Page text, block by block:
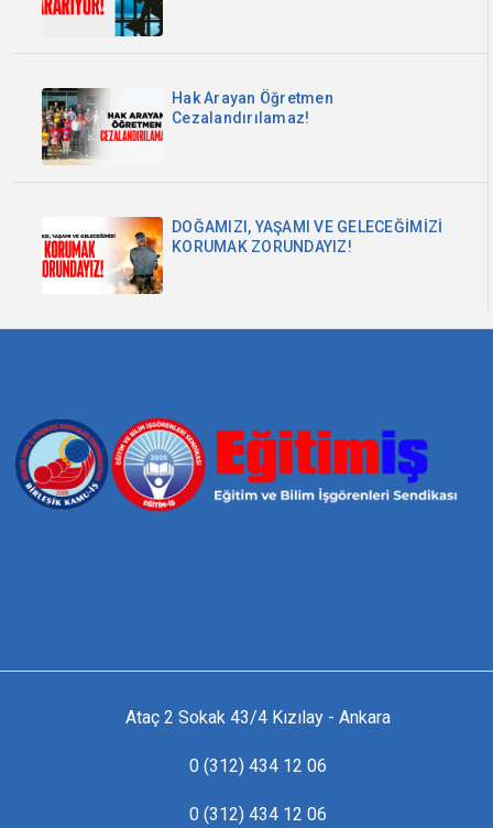
Hak Arayan Öğretmen
Cezalandırılamaz!
DOĞAMIZI, YAŞAMI VE GELECEĞİMİZİ
KORUMAK ZORUNDAYIZ!
Ataç 2 Sokak 43/4 Kızılay - Ankara
0 (312) 434 12 06
0 (312) 434 12 06